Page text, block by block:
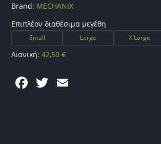
Brand: MECHANIX
Επιπλέον διαθέσιμα μεγέθη
Small Large X Large
Λιανική:42,50€
F T